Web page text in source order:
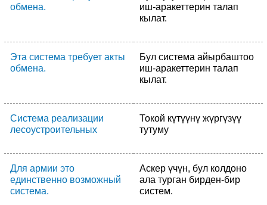
обмена.
иш-аракеттерин талап
кылат.
Эта система требует акты
обмена.
Бул система айырбаштоо
иш-аракеттерин талап
кылат.
Система реализации
лесоустроительных
Токой күтүүнү жүргүзүү
тутуму
Для армии это
единственно возможный
система.
Аскер үчүн, бул колдоно
ала турган бирден-бир
систем.